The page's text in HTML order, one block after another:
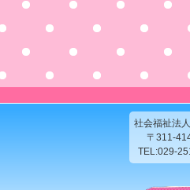
社会福祉法
〒311-
TEL:029-